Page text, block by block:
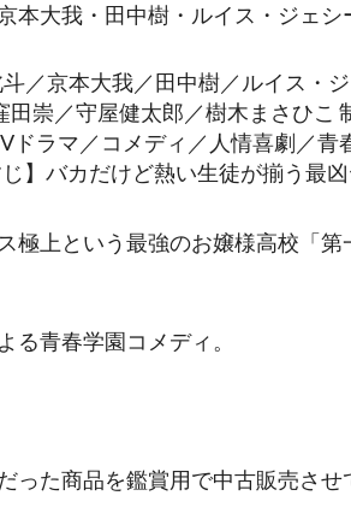
本大我・田中樹・ルイス・ジェ
／京本大我／田中樹／ルイス・
崇／守屋健太郎／樹木まさひこ
ドラマ／コメディ／人情喜劇／
】バカだけど熱い生徒が揃う最
極上という最強のお嬢様高校「
る青春学園コメディ。
った商品を鑑賞用で中古販売させ